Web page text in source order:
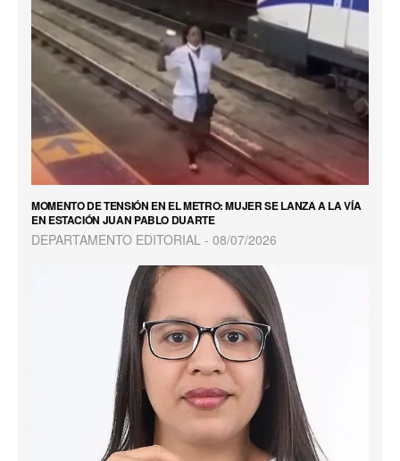
MOMENTO DE TENSIÓN EN EL METRO: MUJER SE LANZA A LA VÍA
EN ESTACIÓN JUAN PABLO DUARTE
DEPARTAMENTO EDITORIAL 08/07/2026